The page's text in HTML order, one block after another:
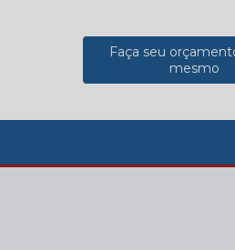
Faça seu
mesmo